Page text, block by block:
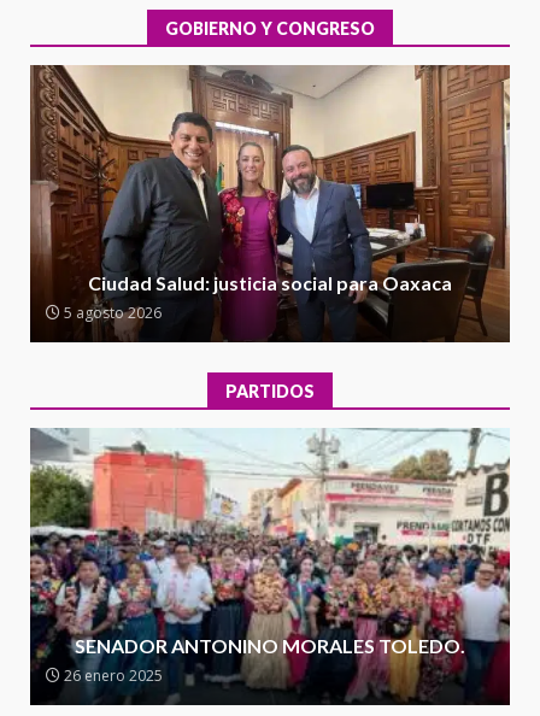
1
integral de las instalaciones de la
Escuela Secundaria General
Moisés Sáenz Garza
5 agosto 2026
2
Ciudad Salud: justicia social para
Oaxaca
5 agosto 2026
3
Encuentro de Ariadna Montiel
con el Gobernador Salomón Jara
Cruz reafirma la consolidación
de la transformación en
territorio oaxaqueño
30 julio 2026
4
presencia institucional en San
Juan Mazatlán
20 julio 2026
5
Sanciona Municipio de Oaxaca
de Juárez caso de maltrato
animal tras denuncia ciudadana
16 julio 2026
Detienen a Ernesto Ruffo en Baja
GOBIERNO Y CONGRESO
Ciudad Salud: justicia social para Oaxaca
5 agosto 2026
PARTIDOS
SENADOR ANTONINO MORALES TOLEDO.
26 enero 2025